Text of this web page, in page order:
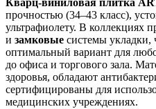
Кварц-виниловая плитка
прочностью (34–43 класс),
ультрафиолету. В коллекциях
и замковые системы укладки,
оптимальный вариант для
до офиса и торгового зала.
здоровья, обладают
сертифицированы для
медицинских учреждениях.